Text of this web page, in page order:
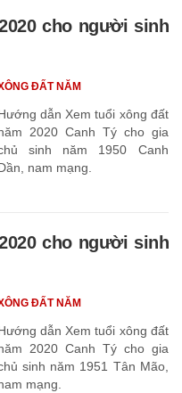
cho người sinh
dẫn Xem tuổi xông đất
2020 Canh Tý cho gia
sinh năm 1950 Canh
nam mạng.
ĐẤT NĂM
cho người sinh
dẫn Xem tuổi xông đất
2020 Canh Tý cho gia
sinh năm 1951 Tân Mão,
mạng.
ĐẤT NĂM